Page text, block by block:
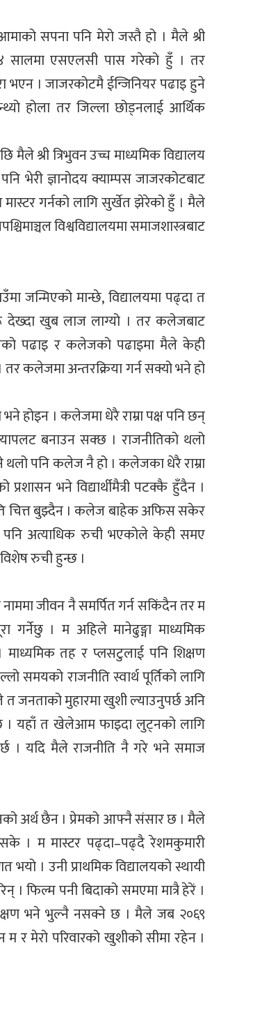
सपना पनि मेरो जस्तै हो । मैले श्री
सालमा एसएलसी पास गरेको हुँ । तर
भएन । जाजरकोटमै ईन्जिनियर पढाइ हुने
होला तर जिल्ला छोड्नलाई आर्थिक
मैले श्री त्रिभुवन उच्च माध्यमिक विद्यालय
भेरी ज्ञानोदय क्याम्पस जाजरकोटबाट
गर्नको लागि सुर्खेत झेरेको हुँ । मैले
विश्वविद्यालयमा समाजशास्त्रबाट
जन्मिएको मान्छे, विद्यालयमा पढ्दा त
देख्दा खुब लाज लाग्यो । तर कलेजबाट
पढाइ र कलेजको पढाइमा मैले केही
। तर कलेजमा अन्तरक्रिया गर्न सक्यो भने हो
होइन । कलेजमा धेरै राम्रा पक्ष पनि छन्
बनाउन सक्छ । राजनीतिको थलो
थलो पनि कलेज नै हो । कलेजका धेरै राम्रा
भने विद्यार्थीमैत्री पटक्कै हुँदैन ।
चित्त बुझ्दैन । कलेज बाहेक अफिस सकेर
अत्याधिक रुची भएकोले केही समए
रुची हुन्छ ।
जीवन नै समर्पित गर्न सकिंदैन तर म
गर्नेछु । म अहिले मानेढुङ्गा माध्यमिक
माध्यमिक तह र प्लसटुलाई पनि शिक्षण
समयको राजनीति स्वार्थ पूर्तिको लागि
त जनताको मुहारमा खुशी ल्याउनुपर्छ अनि
। यहाँ त खेलेआम फाइदा लुट्नको लागि
। यदि मैले राजनीति नै गरे भने समाज
अर्थ छैन । प्रेमको आफ्नै संसार छ । मैले
। म मास्टर पढ्दा–पढ्दै रेशमकुमारी
भयो । उनी प्राथमिक विद्यालयको स्थायी
पनी बिदाको समएमा मात्रै हेरें ।
क्षण भने भुल्नै नसक्ने छ । मैले जब २०६९
म र मेरो परिवारको खुशीको सीमा रहेन ।